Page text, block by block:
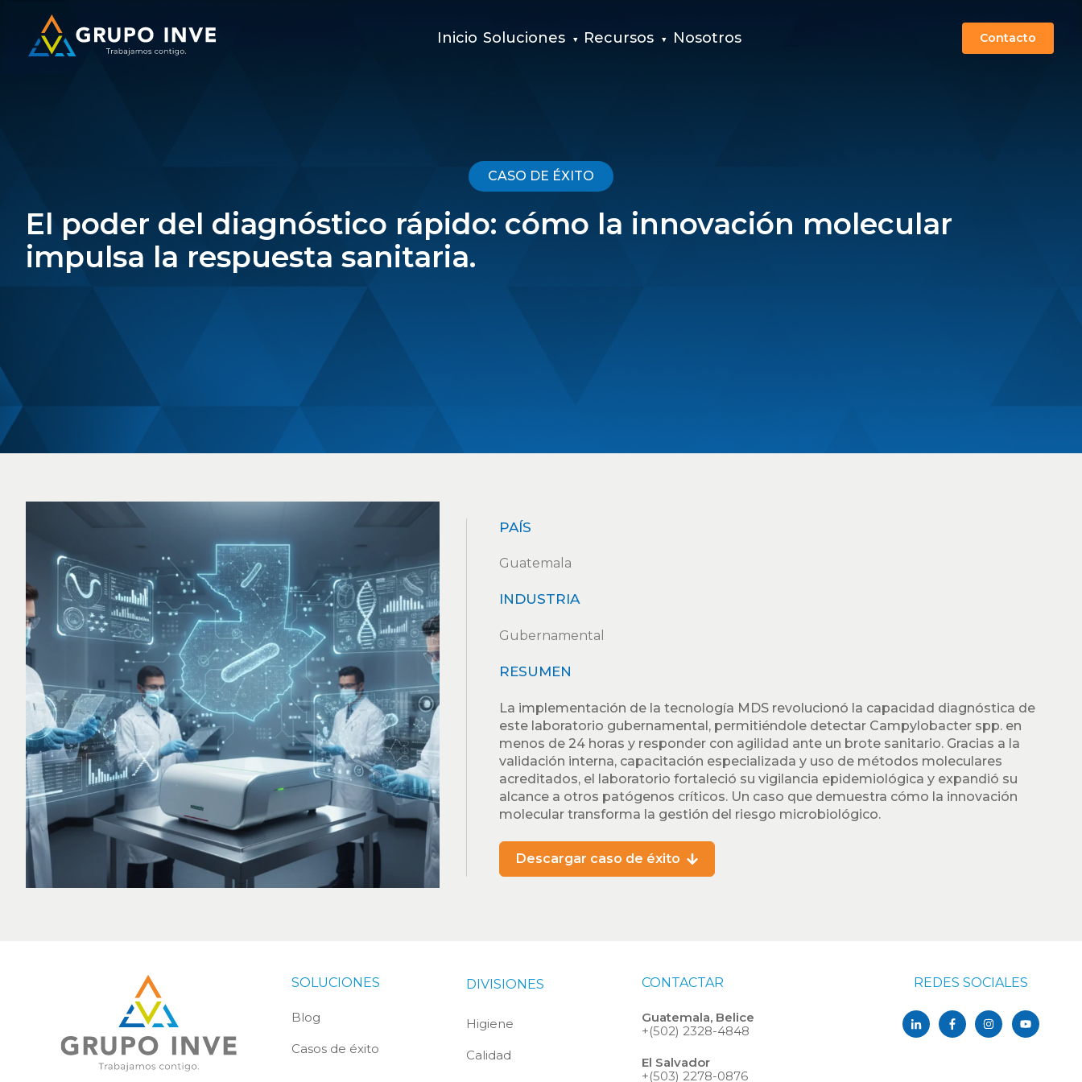
Inicio Soluciones Recursos Nosotros Contacto
CASO DE ÉXITO
El poder del diagnóstico rápido: cómo la innovación molecular
impulsa la respuesta sanitaria.
PAÍS
Guatemala
INDUSTRIA
Gubernamental
RESUMEN
La implementación de la tecnología MDS revolucionó la capacidad diagnóstica de
este laboratorio gubernamental, permitiéndole detectar Campylobacter spp. en
menos de 24 horas y responder con agilidad ante un brote sanitario. Gracias a la
validación interna, capacitación especializada y uso de métodos moleculares
acreditados, el laboratorio fortaleció su vigilancia epidemiológica y expandió su
alcance a otros patógenos críticos. Un caso que demuestra cómo la innovación
molecular transforma la gestión del riesgo microbiológico.
Descargar caso de éxito
SOLUCIONES
Blog
Casos de éxito
DIVISIONES
Higiene
Calidad
CONTACTAR
Guatemala, Belice
+(502) 2328-4848
El Salvador
+(503) 2278-0876
REDES SOCIALES